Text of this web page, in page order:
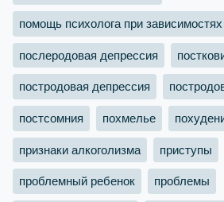
помощь психолога при зависимостях
послеродовая депрессия
постродовая депрессия
постсомния похмелье
признаки алкоголизма приступы
проблемный ребенок проблемы